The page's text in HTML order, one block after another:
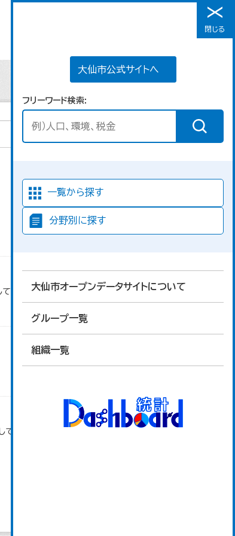
メニュー
大仙市公式サイトへ
フリーワード検索
一覧から探す
分野別に探す
大仙市オープンデータサイトについて
グループ一覧
組織一覧
閉じる
います。
います。